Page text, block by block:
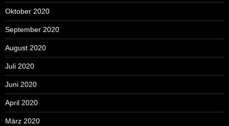
Oktober 2020
September 2020
August 2020
Juli 2020
Juni 2020
April 2020
März 2020